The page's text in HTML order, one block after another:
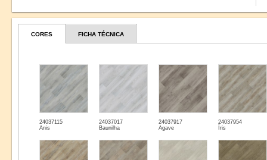
CORES FICHA TÉCNICA
24037115
Anis
24037017
Baunilha
24037917
Agave
24037954
Íris